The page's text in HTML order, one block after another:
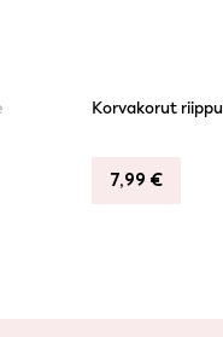
Korvakorut
7,99 €